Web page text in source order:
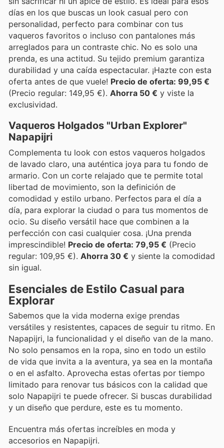
días en los que buscas un look casual pero con
personalidad, perfecto para combinar con tus
vaqueros favoritos o incluso con pantalones más
arreglados para un contraste chic. No es solo una
prenda, es una actitud. Su tejido premium garantiza
durabilidad y una caída espectacular. ¡Hazte con esta
oferta antes de que vuele! Precio de oferta: 99,95 €
(Precio regular: 149,95 €). Ahorra 50 € y viste la
exclusividad.
Vaqueros Holgados "Urban Explorer"
Napapijri
Complementa tu look con estos vaqueros holgados
de lavado claro, una auténtica joya para tu fondo de
armario. Con un corte relajado que te permite total
libertad de movimiento, son la definición de
comodidad y estilo urbano. Perfectos para el día a
día, para explorar la ciudad o para tus momentos de
ocio. Su diseño versátil hace que combinen a la
perfección con casi cualquier cosa. ¡Una prenda
imprescindible! Precio de oferta: 79,95 € (Precio
regular: 109,95 €). Ahorra 30 € y siente la comodidad
sin igual.
Esenciales de Estilo Casual para
Explorar
Sabemos que la vida moderna exige prendas
versátiles y resistentes, capaces de seguir tu ritmo. En
Napapijri, la funcionalidad y el diseño van de la mano.
No solo pensamos en la ropa, sino en todo un estilo
de vida que invita a la aventura, ya sea en la montaña
o en el asfalto. Aprovecha estas ofertas por tiempo
limitado para renovar tus básicos con la calidad que
solo Napapijri te puede ofrecer. Si buscas durabilidad
y un diseño que perdure, este es tu momento.
Encuentra más ofertas increíbles en moda y
accesorios en Napapijri.